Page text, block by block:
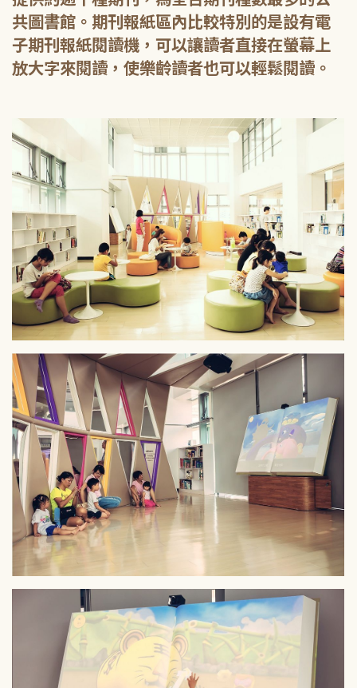
共圖書館。期刊報紙區內比較特別的是設有電
子期刊報紙閱讀機，可以讓讀者直接在螢幕上
放大字來閱讀，使樂齡讀者也可以輕鬆閱讀。